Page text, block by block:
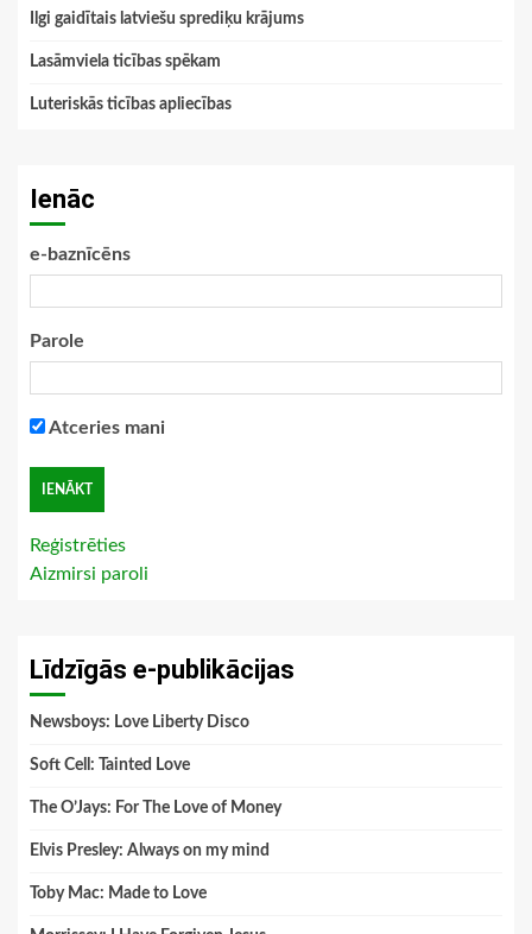
Ilgi gaidītais latviešu sprediķu krājums
Lasāmviela ticības spēkam
Luteriskās ticības apliecības
Ienāc
e-baznīcēns
Parole
Atceries mani
Reģistrēties
Aizmirsi paroli
Līdzīgās e-publikācijas
Newsboys: Love Liberty Disco
Soft Cell: Tainted Love
The O’Jays: For The Love of Money
Elvis Presley: Always on my mind
Toby Mac: Made to Love